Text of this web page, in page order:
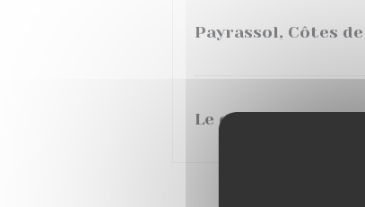
Payrassol, Côtes
Le coq de l'arlequin,